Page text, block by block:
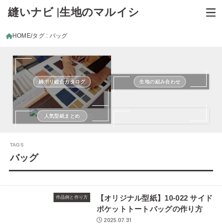
縫いナビ |生地のマルイシ
HOME タグ : バッグ
綿ポリ総合カタログ 生地の組み合わせ
人気型紙まとめ
バッグ
作品例と作り方
【オリジナル型紙】10-022 サイド
ポケットトートバッグの作り方
2025.07.31